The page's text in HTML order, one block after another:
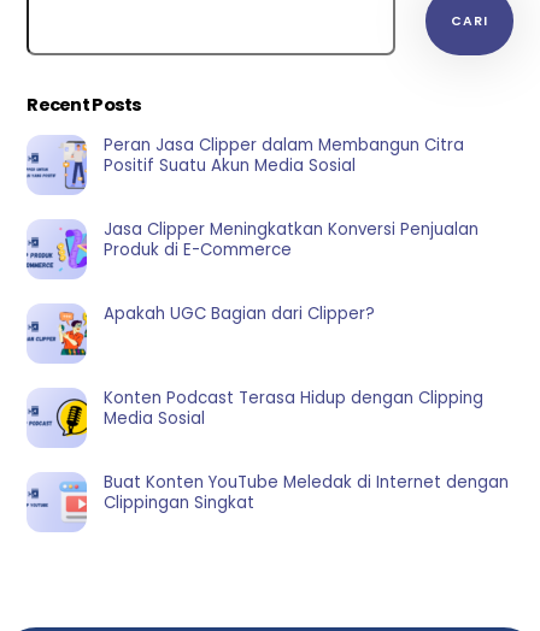
CARI
Recent Posts
Peran Jasa Clipper dalam Membangun Citra
Positif Suatu Akun Media Sosial
Jasa Clipper Meningkatkan Konversi Penjualan
Produk di E-Commerce
Apakah UGC Bagian dari Clipper?
Konten Podcast Terasa Hidup dengan Clipping
Media Sosial
Buat Konten YouTube Meledak di Internet dengan
Clippingan Singkat